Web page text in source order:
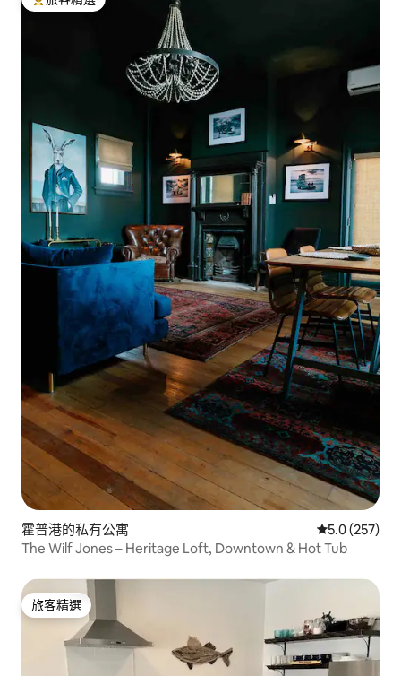
旅客精選榜首
霍普港的私有公寓 從 257 則評
5.0 (257)
The Wilf Jones – Heritage Loft, Downtown & Hot Tub
旅客精選
旅客精選